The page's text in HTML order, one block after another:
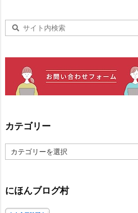
カテゴリー
テ
ー
にほんブログ村